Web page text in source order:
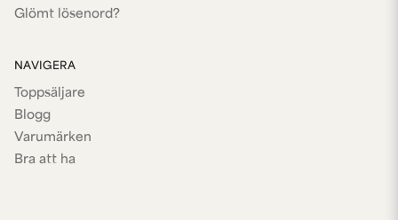
Glömt lösenord?
NAVIGERA
Toppsäljare
Blogg
Varumärken
Bra att ha